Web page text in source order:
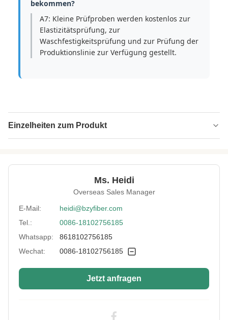
bekommen?
A7: Kleine Prüfproben werden kostenlos zur
Elastizitätsprüfung, zur
Waschfestigkeitsprüfung und zur Prüfung der
Produktionslinie zur Verfügung gestellt.
Einzelheiten zum Produkt
Specification: 3,6D*88MM
Einheimisch
Color: Weiß
More Sizes: Anpassbar
Siliconized/Non-
Silicified:
nicht verkieselt
Ms. Heidi
Overseas Sales Manager
E-Mail:
heidi@bzyfiber.com
Tel.:
0086-18102756185
Whatsapp:
8618102756185
Wechat:
0086-18102756185
Jetzt anfragen